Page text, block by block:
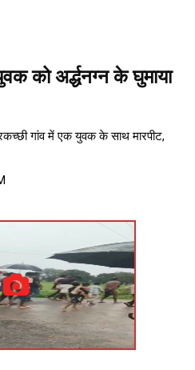
को अर्द्धनग्न के घुमाया
गांव में एक युवक के साथ मारपीट,